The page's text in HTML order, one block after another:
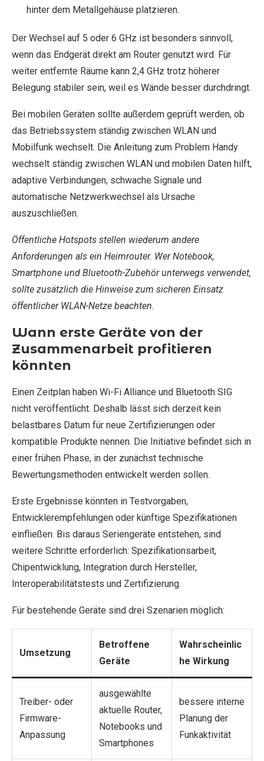
hinter dem Metallgehäuse platzieren.
Der Wechsel auf 5 oder 6 GHz ist besonders sinnvoll,
wenn das Endgerät direkt am Router genutzt wird. Für
weiter entfernte Räume kann 2,4 GHz trotz höherer
Belegung stabiler sein, weil es Wände besser durchdringt.
Bei mobilen Geräten sollte außerdem geprüft werden, ob
das Betriebssystem ständig zwischen WLAN und
Mobilfunk wechselt. Die Anleitung zum Problem Handy
wechselt ständig zwischen WLAN und mobilen Daten hilft,
adaptive Verbindungen, schwache Signale und
automatische Netzwerkwechsel als Ursache
auszuschließen.
Öffentliche Hotspots stellen wiederum andere
Anforderungen als ein Heimrouter. Wer Notebook,
Smartphone und Bluetooth-Zubehör unterwegs verwendet,
sollte zusätzlich die Hinweise zum sicheren Einsatz
öffentlicher WLAN-Netze beachten.
Wann erste Geräte von der
Zusammenarbeit profitieren
könnten
Einen Zeitplan haben Wi-Fi Alliance und Bluetooth SIG
nicht veröffentlicht. Deshalb lässt sich derzeit kein
belastbares Datum für neue Zertifizierungen oder
kompatible Produkte nennen. Die Initiative befindet sich in
einer frühen Phase, in der zunächst technische
Bewertungsmethoden entwickelt werden sollen.
Erste Ergebnisse könnten in Testvorgaben,
Entwicklerempfehlungen oder künftige Spezifikationen
einfließen. Bis daraus Seriengeräte entstehen, sind
weitere Schritte erforderlich: Spezifikationsarbeit,
Chipentwicklung, Integration durch Hersteller,
Interoperabilitätstests und Zertifizierung.
Für bestehende Geräte sind drei Szenarien möglich:
Umsetzung
Betroffene
Geräte
Wahrscheinlic
he Wirkung
Treiber- oder
Firmware-
Anpassung
ausgewählte
aktuelle Router,
Notebooks und
Smartphones
bessere interne
Planung der
Funkaktivität